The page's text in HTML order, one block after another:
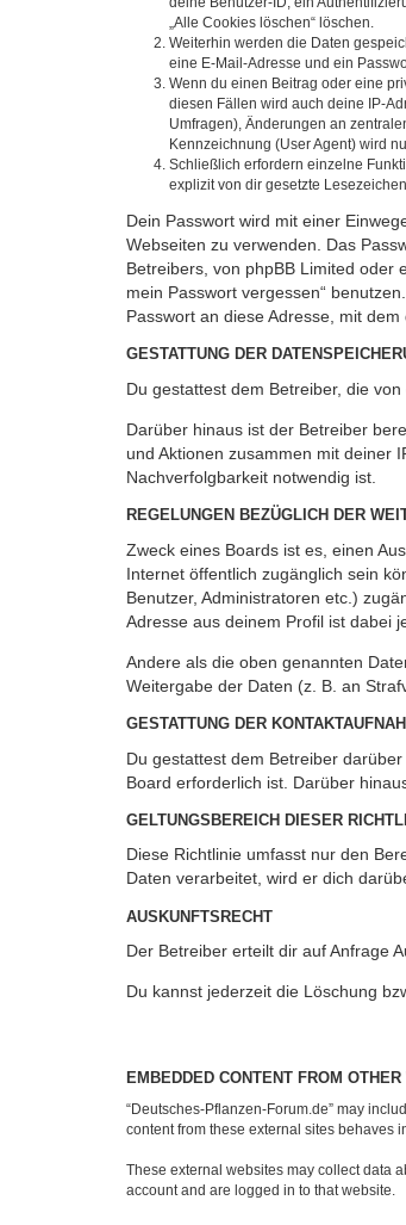
„Alle Cookies löschen“ löschen.
Weiterhin werden die Daten
eine E-Mail-Adresse und ein
Wenn du einen Beitrag oder eine
diesen Fällen wird auch deine IP-
Umfragen), Änderungen an
Kennzeichnung (User Agent) wird
Schließlich erfordern einzelne
explizit von dir gesetzte
Dein Passwort wird mit einer
Webseiten zu verwenden. Das
Betreibers, von phpBB Limited oder
mein Passwort vergessen“
Passwort an diese Adresse, mit
GESTATTUNG DER
Du gestattest dem Betreiber, die
Darüber hinaus ist der Betreiber
und Aktionen zusammen mit deiner
Nachverfolgbarkeit notwendig ist.
REGELUNGEN BEZÜGLICH DER
Zweck eines Boards ist es, einen
Internet öffentlich zugänglich sein
Benutzer, Administratoren etc.)
Adresse aus deinem Profil ist dabei
Andere als die oben genannten
Weitergabe der Daten (z. B. an
GESTATTUNG DER
Du gestattest dem Betreiber
Board erforderlich ist. Darüber
GELTUNGSBEREICH DIESER
Diese Richtlinie umfasst nur den
Daten verarbeitet, wird er dich
AUSKUNFTSRECHT
Der Betreiber erteilt dir auf Anfrage
Du kannst jederzeit die Löschung
EMBEDDED CONTENT FROM
“Deutsches-Pflanzen-Forum.de” may
content from these external sites behaves
These external websites may collect data
account and are logged in to that website.